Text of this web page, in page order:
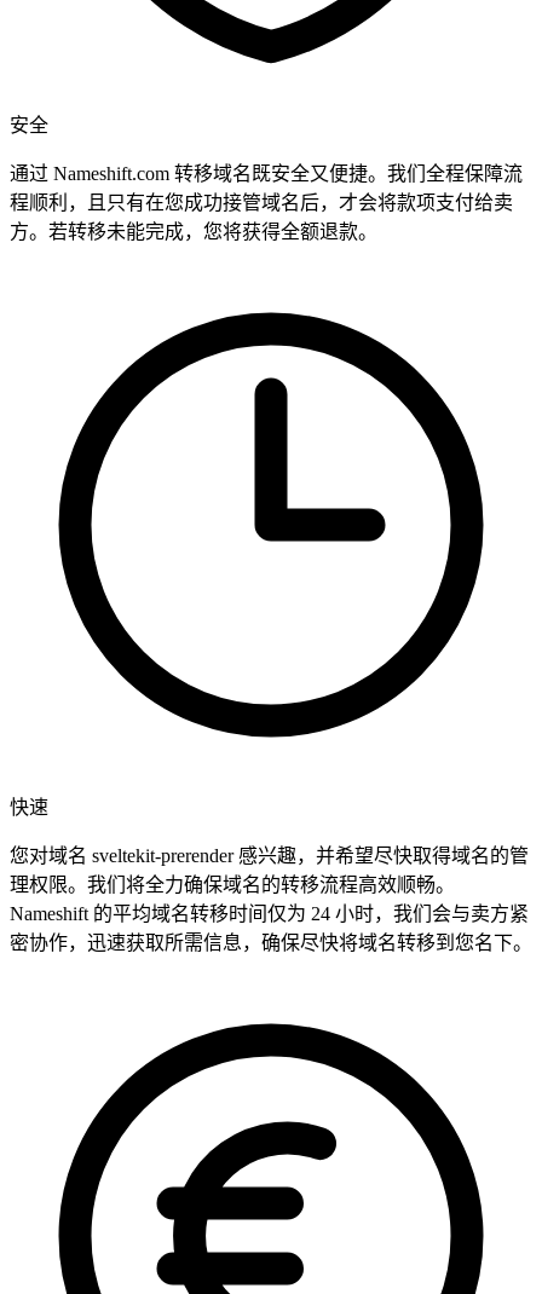
安全
通过 Nameshift.com 转移域名既安全又便捷。我们全程保障流
程顺利，且只有在您成功接管域名后，才会将款项支付给卖
方。若转移未能完成，您将获得全额退款。
快速
您对域名 sveltekit-prerender 感兴趣，并希望尽快取得域名的管
理权限。我们将全力确保域名的转移流程高效顺畅。
Nameshift 的平均域名转移时间仅为 24 小时，我们会与卖方紧
密协作，迅速获取所需信息，确保尽快将域名转移到您名下。